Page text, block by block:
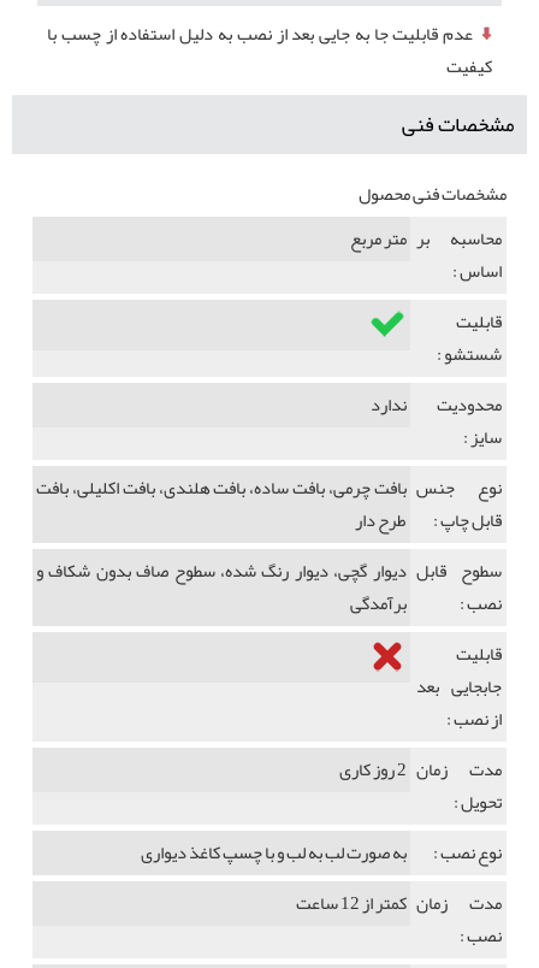
عدم قابلیت جا به جایی بعد از نصب به دلیل استفاده از چسب با
کیفیت
مشخصات فنی
مشخصات فنی محصول
محاسبه بر
اساس :
متر مربع
قابلیت
شستشو :
محدودیت
سایز :
ندارد
نوع جنس
قابل چاپ :
بافت چرمی، بافت ساده، بافت هلندی، بافت اکلیلی، بافت
طرح دار
سطوح قابل
نصب :
دیوار گچی، دیوار رنگ شده، سطوح صاف بدون شکاف و
برآمدگی
قابلیت
جابجایی بعد
از نصب :
مدت زمان
تحویل :
2 روز کاری
نوع نصب :
به صورت لب به لب و با چسپ کاغذ دیواری
مدت زمان
نصب :
کمتر از 12 ساعت